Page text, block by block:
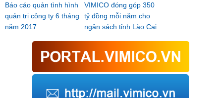
Báo cáo quản tình hình
quản trị công ty 6 tháng
năm 2017
VIMICO đóng góp 350
tỷ đồng mỗi năm cho
ngân sách tỉnh Lào Cai